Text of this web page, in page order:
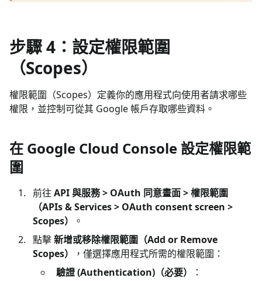
步驟 4：設定權限範圍
（Scopes）
權限範圍（Scopes）定義你的應用程式向使用者請求哪些
權限，並控制可從其 Google 帳戶存取哪些資料。
在 Google Cloud Console 設定權限範
圍
前往 API 與服務 > OAuth 同意畫面 > 權限範圍
（APIs & Services > OAuth consent screen >
Scopes）
。
點擊新增或移除權限範圍（Add or Remove
Scopes）
，僅選擇應用程式所需的權限範圍：
驗證 (Authentication)（必要）
：